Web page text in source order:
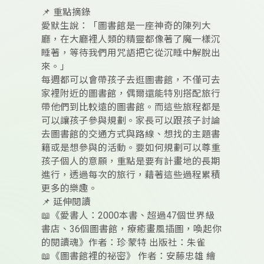
📌 重點摘錄
愛默生說：「圖書館是一座神奇的陳列大
廳，在大廳裡人類的精靈都像著了魔一樣沉
睡著，等待我們用咒語把它從沉睡中解脫出
來。」
每週都可以會帶孩子去逛圖書館，不僅可去
家裡附近的圖書館，偶爾還能特別搭配旅行
帶他們到比較遠的圖書館。而這些旅程都是
可以讓孩子參與規劃。家長可以跟孩子討論
去圖書館的交通方式與路線、想找的主題書
籍或是想參與的活動。要如何規劃可以尊重
孩子個人的意願，重點是要有計畫地的長期
進行，透過每次的旅行，藉著這些過程累積
更多的樂趣。
📌 延伸閱讀
📖《愛書人：2000本書、超過47個世界級
書店、36個圖書館，療癒畫風插圖，喚起你
的閱讀魂》作者：珍‧蒙特 出版社：朱雀
📖《圖書館裡的祕密》 作者：安藤忠雄 繪